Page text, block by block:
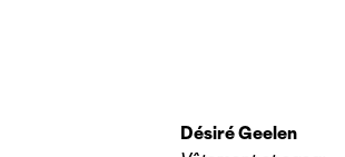
Désiré Geelen